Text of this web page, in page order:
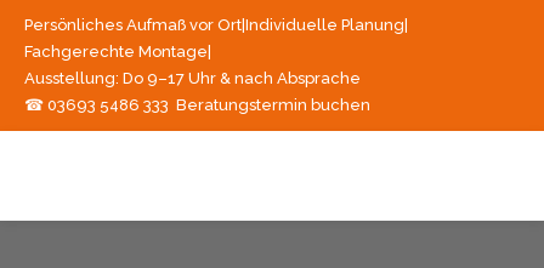
Persönliches Aufmaß vor Ort Individuelle Planung
Fachgerechte Montage
Ausstellung: Do 9–17 Uhr & nach Absprache
☎ 03693 5486 333 Beratungstermin buchen